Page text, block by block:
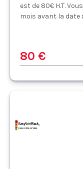
est de 80€ H.T.
mois avant la date
80 €